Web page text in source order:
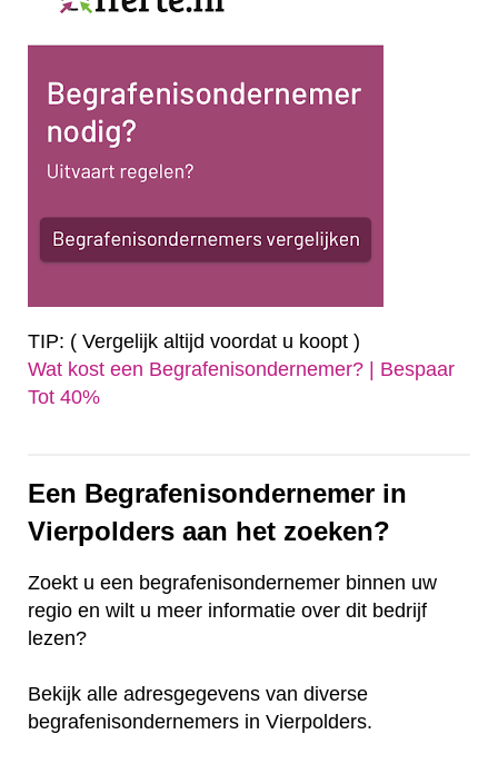
TIP: ( Vergelijk altijd voordat u koopt )
Wat kost een Begrafenisondernemer? | Bespaar
Tot 40%‎
Een Begrafenisondernemer in
Vierpolders aan het zoeken?
Zoekt u een begrafenisondernemer binnen uw
regio en wilt u meer informatie over dit bedrijf
lezen?
Bekijk alle adresgegevens van diverse
begrafenisondernemers in Vierpolders.